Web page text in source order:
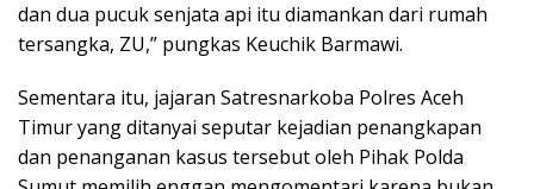
dan dua pucuk senjata api itu diamankan dari rumah
tersangka, ZU,” pungkas Keuchik Barmawi.
Sementara itu, jajaran Satresnarkoba Polres Aceh
Timur yang ditanyai seputar kejadian penangkapan
dan penanganan kasus tersebut oleh Pihak Polda